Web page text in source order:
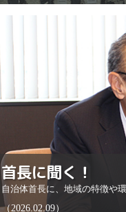
（ATCM48）広島会合の結
首長に聞く！